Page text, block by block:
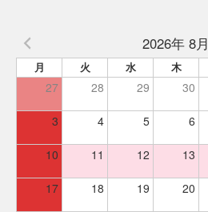
2026年 8月
月 火 水 木
27 28 29 30
3 4 5 6
10 11 12 13
17 18 19 20